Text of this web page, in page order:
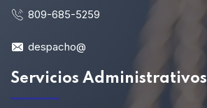
809-685-5259
despacho@
Servicios Administrativos